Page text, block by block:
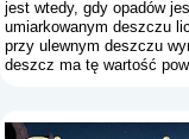
jest wtedy, gdy opadów
umiarkowanym deszczu
przy ulewnym deszczu
deszcz ma tę wartość